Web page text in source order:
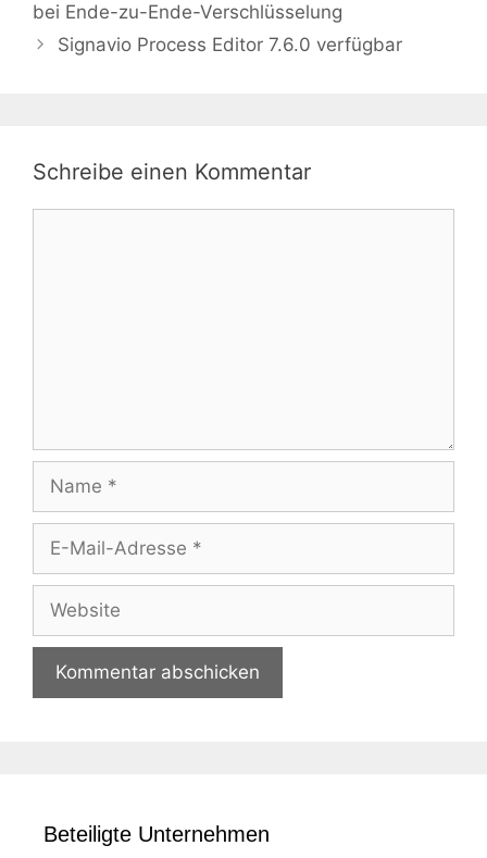
bei Ende-zu-Ende-Verschlüsselung
Signavio Process Editor 7.6.0 verfügbar
Schreibe einen Kommentar
Name
Adresse
Website
Beteiligte Unternehmen